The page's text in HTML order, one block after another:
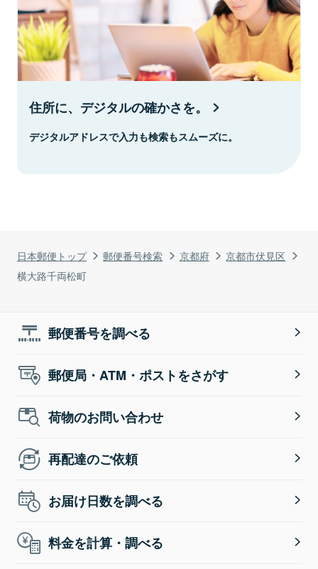
日本郵便トップ 郵便番号検索 京都府
京都市伏見区
横大路千両松町
住所に、デジタルの確かさを。
デジタルアドレスで入力も検索もスムーズに。
郵便番号を調べる
郵便局・ATM・ポストをさがす
荷物のお問い合わせ
再配達のご依頼
お届け日数を調べる
料金を計算・調べる